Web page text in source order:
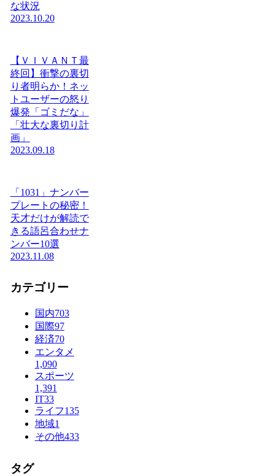
な状況
2023.10.20
【ＶＩＶＡＮＴ最
終回】衝撃の裏切
り者明らか！ネッ
トユーザーの怒り
爆発「ゴミだな」
「壮大な裏切り計
画」
2023.09.18
「1031」ナンバー
プレートの秘密！
天才だけが解読で
きる語呂合わせナ
ンバー10選
2023.11.08
カテゴリー
国内703
国際97
経済70
エンタメ
1,090
スポーツ
1,391
IT33
ライフ135
地域1
その他433
タグ